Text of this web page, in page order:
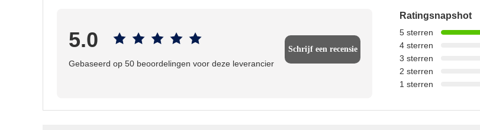
5.0
Gebaseerd op 50 beoordelingen voor deze leverancier
Schrijf een recensie
Ratingsnapshot
5 sterren
4 sterren
3 sterren
2 sterren
1 sterren